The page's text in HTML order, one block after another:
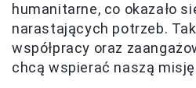
humanitarne, co okazało
narastających potrzeb.
współpracy oraz
chcą wspierać naszą